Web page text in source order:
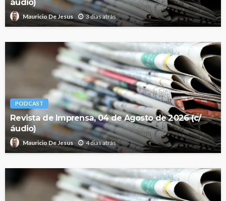
Mauricio De Jesus 3 dias atrás
PODCAST
Revista de Imprensa, 04 de Agosto de 2026 (c/
áudio)
Mauricio De Jesus 4 dias atrás